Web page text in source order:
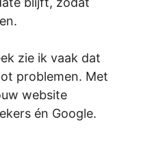
zie ik vaak dat
problemen. Met
website
én Google.